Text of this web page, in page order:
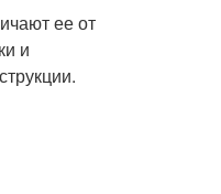
ее от
и